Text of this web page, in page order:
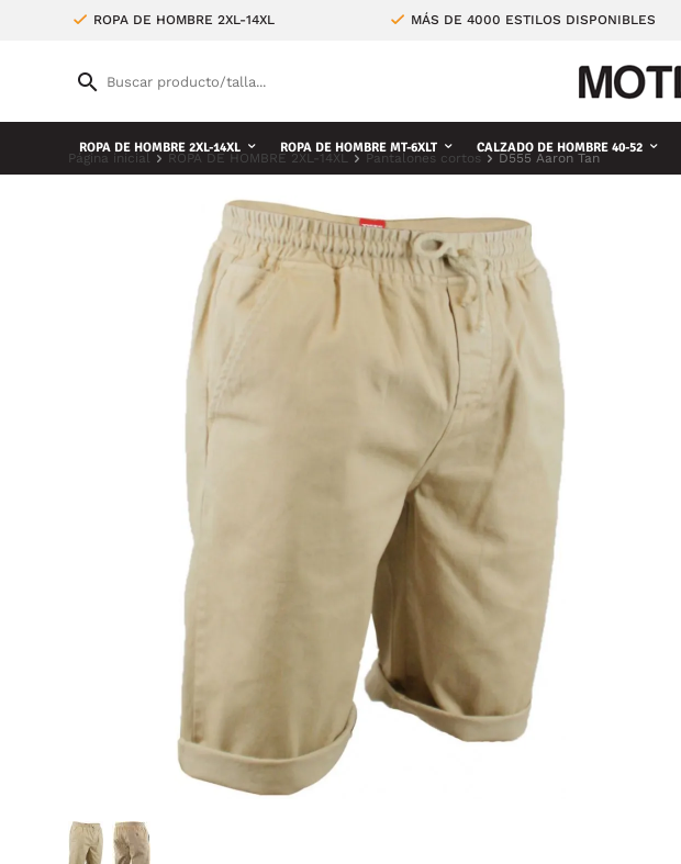
ROPA DE HOMBRE 2XL-14XL MÁS DE 4000 ESTILOS DISPONIBLES
ROPA DE HOMBRE 2XL-14XL ROPA DE HOMBRE MT-6XLT CALZADO DE HOMBRE 40-52
Página inicial ROPA DE HOMBRE 2XL-14XL Pantalones cortos D555 Aaron Tan